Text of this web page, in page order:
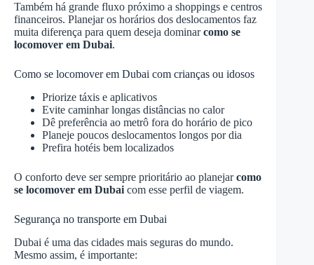
Também há grande fluxo próximo a shoppings e centros
financeiros. Planejar os horários dos deslocamentos faz
muita diferença para quem deseja dominarcomo se
locomover em Dubai.
Como se locomover em Dubai com crianças ou idosos
Priorize táxis e aplicativos
Evite caminhar longas distâncias no calor
Dê preferência ao metrô fora do horário de pico
Planeje poucos deslocamentos longos por dia
Prefira hotéis bem localizados
O conforto deve ser sempre prioritário ao planejarcomo
se locomover em Dubai com esse perfil de viagem.
Segurança no transporte em Dubai
Dubai é uma das cidades mais seguras do mundo.
Mesmo assim, é importante: